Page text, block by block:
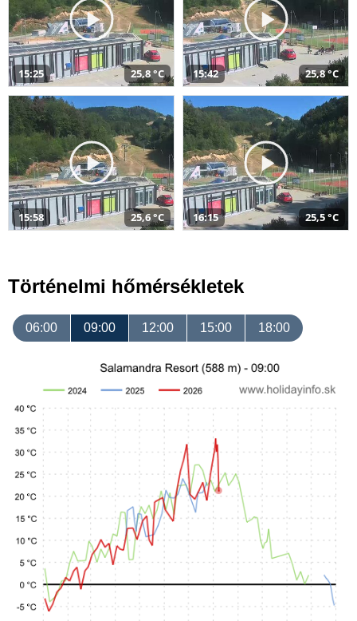
15:25 25,8 °C 15:42 25,8 °C
15:58 25,6 °C 16:15 25,5 °C
Történelmi hőmérsékletek
06:00 09:00 12:00 15:00 18:00